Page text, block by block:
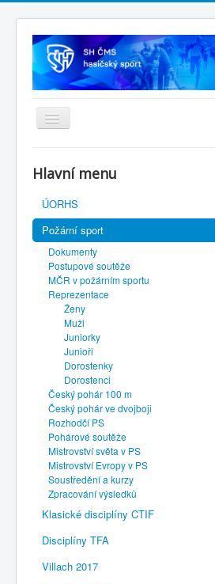
SH ČMS
Hlavní menu
ÚORHS
Požární sport
Dokumenty
Postupové soutěže
MČR v požárním sportu
Reprezentace
Ženy
Muži
Juniorky
Junioři
Dorostenky
Dorostenci
Český pohár 100 m
Český pohár ve dvojboji
Rozhodčí PS
Pohárové soutěže
Mistrovství světa v PS
Mistrovství Evropy v PS
Soustředění a kurzy
Zpracování výsledků
Klasické disciplíny CTIF
Disciplíny TFA
Villach 2017